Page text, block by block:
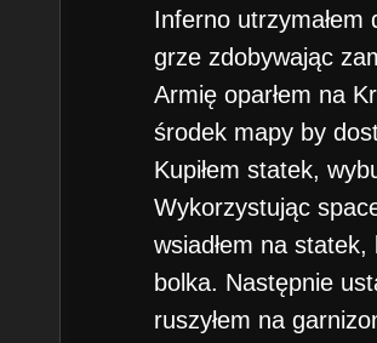
Inferno utrzymałem
grze zdobywając
Armię oparłem na
środek mapy by
Kupiłem statek,
Wykorzystując
wsiadłem na
bolka. Następnie
ruszyłem na